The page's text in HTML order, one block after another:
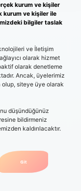
kurum ve kişiler
kurum ve kişiler ile
bilgiler taslak
ve İletişim
olarak hizmet
olarak denetleme
Ancak, üyelerimiz
olup, siteye üye olarak
düşündüğünüz
bildirmeniz
kaldırılacaktır.